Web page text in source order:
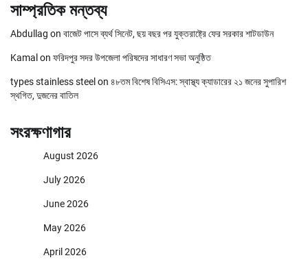
সাম্প্রতিক মন্তব্য
Abdullag on বাজেট পাসে ব্যর্থ সিনেট, ছয় বছর পর যুক্তরাষ্ট্রে ফের সরকার শাটডাউন
Kamal on ফরিদপুর সদর উপজেলা পরিষদের সাধারণ সভা অনুষ্ঠিত
types stainless steel on ৪৮তম বিশেষ বিসিএস: স্বাস্থ্য ক্যাডারের ২১ জনের সুপারিশ
স্থগিত, দুজনের বাতিল
সংরক্ষণাগার
August 2026
July 2026
June 2026
May 2026
April 2026